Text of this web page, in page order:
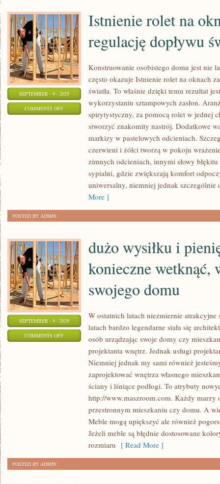
PEŁNI
NALEŻYCIE
FUNKCJONOWAĆ
SEPTEMBER - 9 - 2025
COMMENTS OFFON
Istnienie rolet na
regulację dopływu
Konstruowanie osobistego domu jest nie
często okazuje Istnienie rolet na oknach
światła. To właśnie dzięki temu rezultat
wykorzystaniu sztampowych zasłon.
spirytystyczny, za pomocą rolet w jednej
stworzyć znakomity nastrój. Dodatkowe
markizy w pastelowych odcieniach.
czerwieni i żółci tworzą w pokoju
zimnych odcieniach, innymi słowy
sypialni, gdzie zwiększają komfort
uniwersalny, niemniej jednak szczególnie
More ]
POSTED BY ADMIN
SEPTEMBER - 9 - 2025
COMMENTS OFFON
KONIECZNE
WYKOŃCZENIE
SWOJEGO
DOMU
dużo wysiłku i
konieczne wetknąć,
swojego domu
W ostatnich latach niezmiernie atrakcyjne
latach bardzo legendarne stała się
osób urządzając swoje domy czy
projektanta wnętrz. Jednak usługi
Niemniej jednak my sami również
zaprojektować wnętrza własnego
ściany i lśniące podłogi. To atrybuty
http://www.maszroom.com. Każdy marzy
przestronnym mieszkaniu czy domu. A
Meble mogą upiększyć ale również
Jeżeli meble są błędnie dostosowane
rozmiaru [ Read More ]
POSTED BY ADMIN